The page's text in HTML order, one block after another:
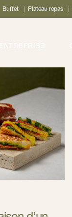
Buffet Plateau repas